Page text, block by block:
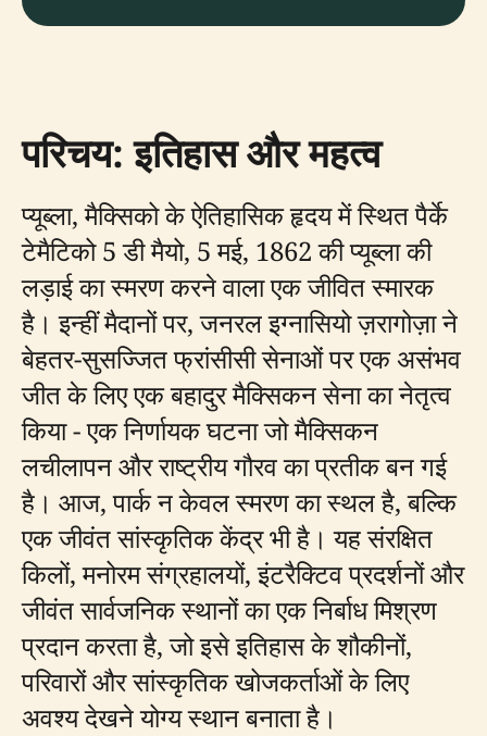
परिचय: इतिहास और महत्व
प्यूब्ला, मैक्सिको के ऐतिहासिक हृदय में स्थित पैर्के
टेमैटिको 5 डी मैयो, 5 मई, 1862 की प्यूब्ला की
लड़ाई का स्मरण करने वाला एक जीवित स्मारक
है। इन्हीं मैदानों पर, जनरल इग्नासियो ज़रागोज़ा ने
बेहतर-सुसज्जित फ्रांसीसी सेनाओं पर एक असंभव
जीत के लिए एक बहादुर मैक्सिकन सेना का नेतृत्व
किया - एक निर्णायक घटना जो मैक्सिकन
लचीलापन और राष्ट्रीय गौरव का प्रतीक बन गई
है। आज, पार्क न केवल स्मरण का स्थल है, बल्कि
एक जीवंत सांस्कृतिक केंद्र भी है। यह संरक्षित
किलों, मनोरम संग्रहालयों, इंटरैक्टिव प्रदर्शनों और
जीवंत सार्वजनिक स्थानों का एक निर्बाध मिश्रण
प्रदान करता है, जो इसे इतिहास के शौकीनों,
परिवारों और सांस्कृतिक खोजकर्ताओं के लिए
अवश्य देखने योग्य स्थान बनाता है।